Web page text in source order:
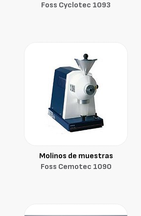
Foss Cyclotec 1093
Molinos de muestras
Foss Cemotec 1090